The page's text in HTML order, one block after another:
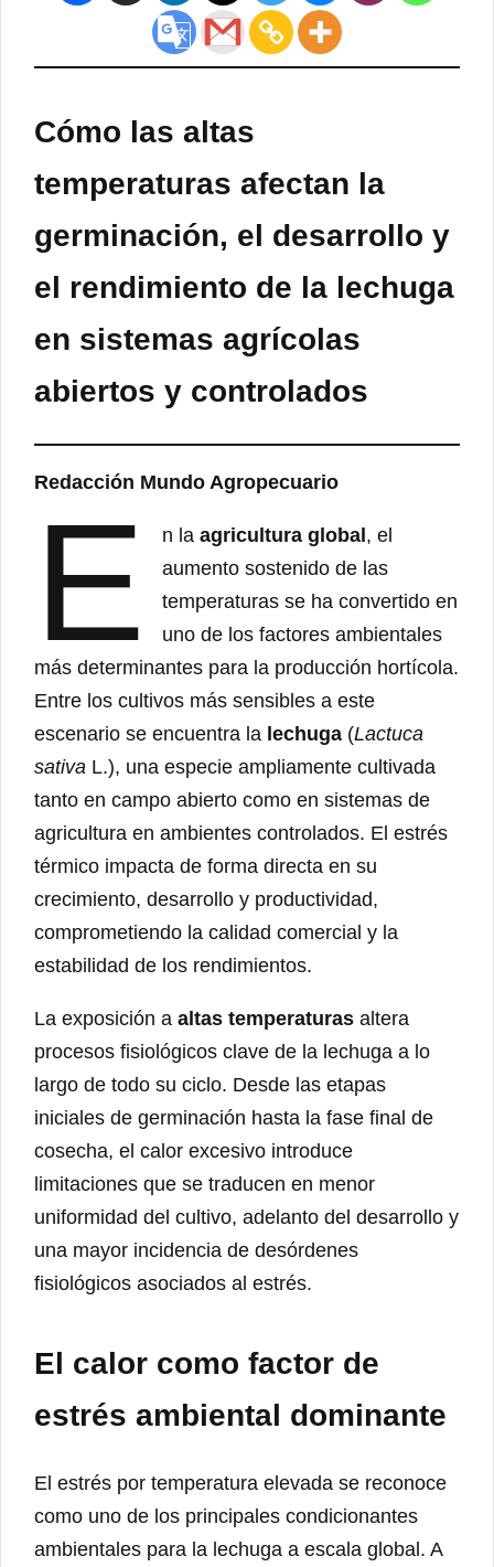
Cómo las altas
temperaturas afectan la
germinación, el desarrollo y
el rendimiento de la lechuga
en sistemas agrícolas
abiertos y controlados
Redacción Mundo Agropecuario
E n laagricultura global, el
aumento sostenido de las
temperaturas se ha convertido en
uno de los factores ambientales
más determinantes para la producción hortícola.
Entre los cultivos más sensibles a este
escenario se encuentra la lechuga (Lactuca
sativa L.), una especie ampliamente cultivada
tanto en campo abierto como en sistemas de
agricultura en ambientes controlados. El estrés
térmico impacta de forma directa en su
crecimiento, desarrollo y productividad,
comprometiendo la calidad comercial y la
estabilidad de los rendimientos.
La exposición a altas temperaturas altera
procesos fisiológicos clave de la lechuga a lo
largo de todo su ciclo. Desde las etapas
iniciales de germinación hasta la fase final de
cosecha, el calor excesivo introduce
limitaciones que se traducen en menor
uniformidad del cultivo, adelanto del desarrollo y
una mayor incidencia de desórdenes
fisiológicos asociados al estrés.
El calor como factor de
estrés ambiental dominante
El estrés por temperatura elevada se reconoce
como uno de los principales condicionantes
ambientales para la lechuga a escala global. A